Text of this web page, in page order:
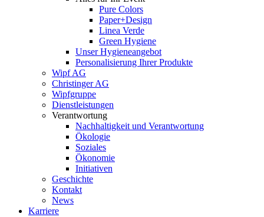
Pure Colors
Paper+Design
Linea Verde
Green Hygiene
Unser Hygieneangebot
Personalisierung Ihrer Produkte
Wipf AG
Christinger AG
Wipfgruppe
Dienstleistungen
Verantwortung
Nachhaltigkeit und Verantwortung
Ökologie
Soziales
Ökonomie
Initiativen
Geschichte
Kontakt
News
Karriere